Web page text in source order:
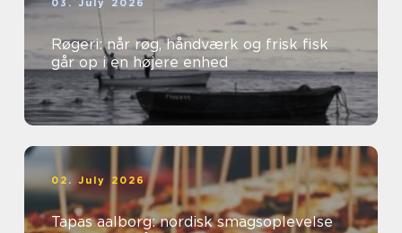
03. July 2026
Røgeri: når røg, håndværk og frisk fisk
går op i en højere enhed
02. July 2026
Tapas aalborg: nordisk smagsoplevelse